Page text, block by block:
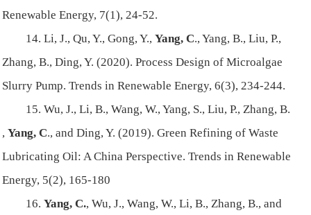
Renewable Energy, 7(1), 24-52.
14. Li, J., Qu, Y., Gong, Y.,Yang, C., Yang, B., Liu, P.,
Zhang, B., Ding, Y. (2020). Process Design of Microalgae
Slurry Pump. Trends in Renewable Energy, 6(3), 234-244.
15. Wu, J., Li, B., Wang, W., Yang, S., Liu, P., Zhang, B.
,Yang, C., and Ding, Y. (2019). Green Refining of Waste
Lubricating Oil: A China Perspective. Trends in Renewable
Energy, 5(2), 165-180
16.Yang, C., Wu, J., Wang, W., Li, B., Zhang, B., and